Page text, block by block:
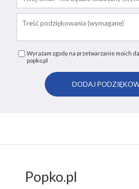
Wyrażam zgodę na przetwarzanie moich
popko.pl
Popko.pl